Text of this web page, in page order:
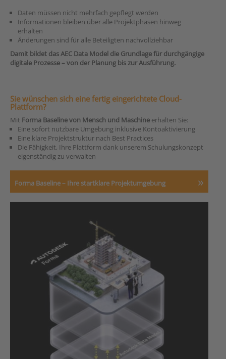
Daten müssen nicht mehrfach gepflegt werden
Informationen bleiben über alle Projektphasen hinweg
erhalten
Änderungen sind für alle Beteiligten nachvollziehbar
Damit bildet das AEC Data Model die Grundlage für durchgängige
digitale Prozesse – von der Planung bis zur Ausführung.
Sie wünschen sich eine fertig eingerichtete Cloud-
Plattform?
Mit Forma Baseline von Mensch und Maschine erhalten Sie:
Eine sofort nutzbare Umgebung inklusive Kontoaktivierung
Eine klare Projektstruktur nach Best Practices
Die Fähigkeit, Ihre Plattform dank unserem Schulungskonzept
eigenständig zu verwalten
Forma Baseline – Ihre startklare Projektumgebung